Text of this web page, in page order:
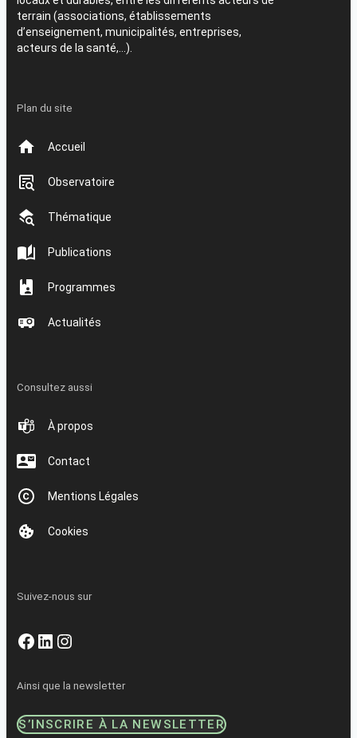
terrain (associations, établissements
d’enseignement, municipalités, entreprises,
acteurs de la santé,…).
Plan du site
Accueil
Observatoire
Thématique
Publications
Programmes
Actualités
Consultez aussi
À propos
Contact
Mentions Légales
Cookies
Suivez-nous sur
Facebook
LinkedIn
Instagram
Ainsi que la newsletter
S’INSCRIRE À LA NEWSLETTER